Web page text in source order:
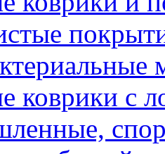
коврики с